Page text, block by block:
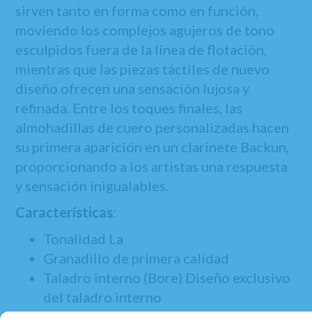
sirven tanto en forma como en función,
moviendo los complejos agujeros de tono
esculpidos fuera de la línea de flotación,
mientras que las piezas táctiles de nuevo
diseño ofrecen una sensación lujosa y
refinada. Entre los toques finales, las
almohadillas de cuero personalizadas hacen
su primera aparición en un clarinete Backun,
proporcionando a los artistas una respuesta
y sensación inigualables.
Características:
Tonalidad La
Granadillo de primera calidad
Taladro interno (Bore) Diseño exclusivo
del taladro interno
Undercut & overcut de los oídos